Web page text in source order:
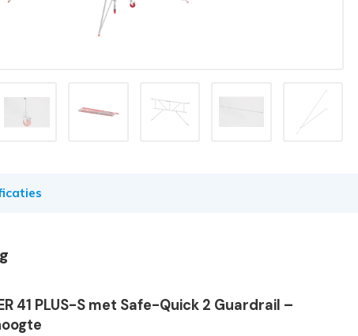
41 PLUS-S met Safe-Quick 2 Guardrail –